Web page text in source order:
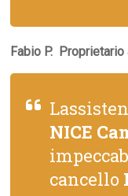
Fabio P. 
NICE
cancello